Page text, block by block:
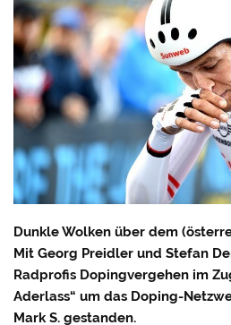
Dunkle Wolken über dem
Mit Georg Preidler und Stefan
Radprofis Dopingvergehen im
Aderlass“ um das Doping-
Mark S. gestanden.